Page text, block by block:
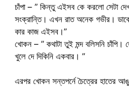
চাঁপা – ” কিন্তু এইসব কে করলো সেটা
সংক্রান্তি। এখন রাত অনেক গভীর।
কার কাজ এইসব।”
খোকন – ” কথাটা তুই মন্দ বলিসনি চাঁপি।
খুলে দে দিকিনি একবার। ”
এরপর খোকন সন্তপর্নে চৈত্রের হাতের